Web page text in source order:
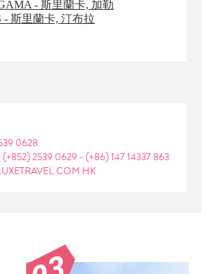
- 斯里蘭卡, 加勒
- 斯里蘭卡, 汀布拉
0628
(+852) 2539 0629 - (+86) 147 14337 863